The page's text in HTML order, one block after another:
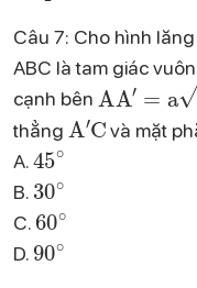
Câu 7: Cho hình
ABC là tam giác
cạnh bên
AA′=a2
thẳng
A′C
và mặt
A.
45∘
B.
30∘
C.
60∘
D.
90∘